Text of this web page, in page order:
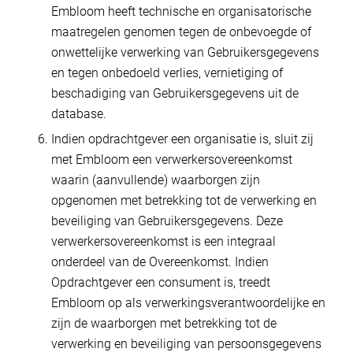
Embloom heeft technische en organisatorische
maatregelen genomen tegen de onbevoegde of
onwettelijke verwerking van Gebruikersgegevens
en tegen onbedoeld verlies, vernietiging of
beschadiging van Gebruikersgegevens uit de
database.
Indien opdrachtgever een organisatie is, sluit zij
met Embloom een verwerkersovereenkomst
waarin (aanvullende) waarborgen zijn
opgenomen met betrekking tot de verwerking en
beveiliging van Gebruikersgegevens. Deze
verwerkersovereenkomst is een integraal
onderdeel van de Overeenkomst. Indien
Opdrachtgever een consument is, treedt
Embloom op als verwerkingsverantwoordelijke en
zijn de waarborgen met betrekking tot de
verwerking en beveiliging van persoonsgegevens